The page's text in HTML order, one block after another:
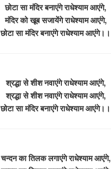
छोटा सा मंदिर बनाएंगे राधेश्याम आएंगे,
मंदिर को खूब सजायेंगे राधेश्याम आएंगे,
छोटा सा मंदिर बनाएंगे राधेश्याम आएंगे।।
श्रद्धा से शीश नवाएंगे राधेश्याम आएंगे,
श्रद्धा से शीश नवाएंगे राधेश्याम आएंगे,
छोटा सा मंदिर बनाएंगे राधेश्याम आएंगे।।
चन्दन का तिलक लगाएंगे राधेश्याम आएंगे,